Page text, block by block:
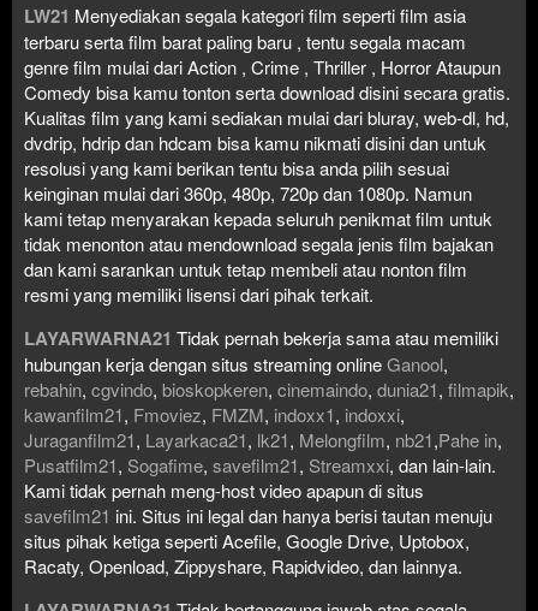
LW21 Menyediakan segala kategori film seperti film asia
terbaru serta film barat paling baru , tentu segala macam
genre film mulai dari Action , Crime , Thriller , Horror Ataupun
Comedy bisa kamu tonton serta download disini secara gratis.
Kualitas film yang kami sediakan mulai dari bluray, web-dl, hd,
dvdrip, hdrip dan hdcam bisa kamu nikmati disini dan untuk
resolusi yang kami berikan tentu bisa anda pilih sesuai
keinginan mulai dari 360p, 480p, 720p dan 1080p. Namun
kami tetap menyarakan kepada seluruh penikmat film untuk
tidak menonton atau mendownload segala jenis film bajakan
dan kami sarankan untuk tetap membeli atau nonton film
resmi yang memiliki lisensi dari pihak terkait.
LAYARWARNA21 Tidak pernah bekerja sama atau memiliki
hubungan kerja dengan situs streaming onlineGanool,
rebahin, cgvindo, bioskopkeren, cinemaindo, dunia21, filmapik,
kawanfilm21, Fmoviez, FMZM, indoxx1, indoxxi,
Juraganfilm21, Layarkaca21, lk21, Melongfilm, nb21,Pahe in,
Pusatfilm21, Sogafime, savefilm21, Streamxxi, dan lain-lain.
Kami tidak pernah meng-host video apapun di situs
savefilm21 ini. Situs ini legal dan hanya berisi tautan menuju
situs pihak ketiga seperti Acefile, Google Drive, Uptobox,
Racaty, Openload, Zippyshare, Rapidvideo, dan lainnya.